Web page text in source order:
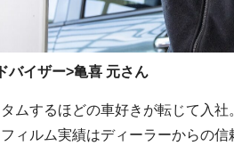
バイザー>亀喜 元さん
ムするほどの車好きが転じて入
ィルム実績はディーラーからの信